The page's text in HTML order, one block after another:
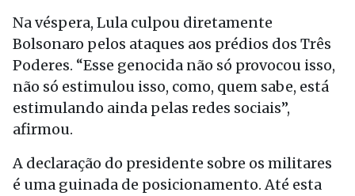
Na véspera, Lula culpou diretamente
Bolsonaro pelos ataques aos prédios dos Três
Poderes. “Esse genocida não só provocou isso,
não só estimulou isso, como, quem sabe, está
estimulando ainda pelas redes sociais”,
afirmou.
A declaração do presidente sobre os militares
é uma guinada de posicionamento. Até esta